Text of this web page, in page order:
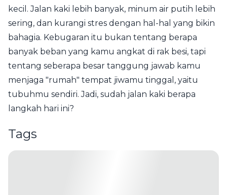
kecil. Jalan kaki lebih banyak, minum air putih lebih
sering, dan kurangi stres dengan hal-hal yang bikin
bahagia. Kebugaran itu bukan tentang berapa
banyak beban yang kamu angkat di rak besi, tapi
tentang seberapa besar tanggung jawab kamu
menjaga "rumah" tempat jiwamu tinggal, yaitu
tubuhmu sendiri. Jadi, sudah jalan kaki berapa
langkah hari ini?
Tags